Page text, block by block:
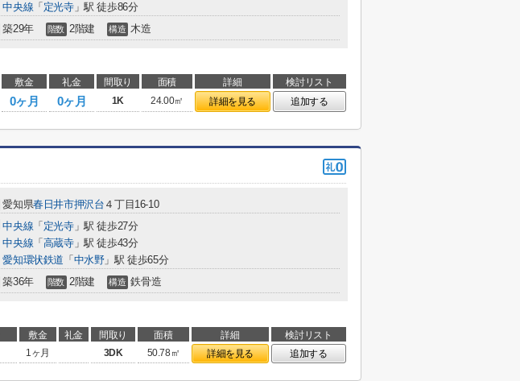
中央線 「 定光寺」駅 徒歩86分
築29年 階数 2階建 構造 木造
敷金 礼金 間取り 面積 詳細
検討リスト
0ヶ月 0ヶ月 1K 24.00㎡ 詳細を見る 追加する
愛知県春日井市押沢台 ４丁目16-10
中央線 「 定光寺」駅 徒歩27分
中央線 「 高蔵寺」駅 徒歩43分
愛知環状鉄道 「 中水野」駅 徒歩65分
築36年 階数 2階建 構造 鉄骨造
敷金 礼金 間取り 面積 詳細
検討リスト
1ヶ月 3DK 50.78㎡ 詳細を見る 追加する